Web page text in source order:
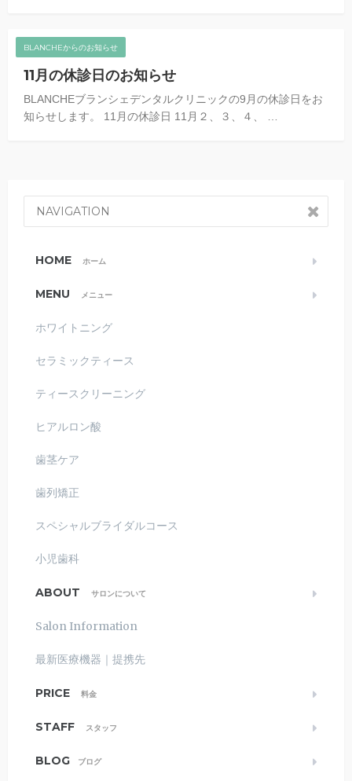
BLANCHEからのお知らせ
11月の休診日のお知らせ
BLANCHEブランシェデンタルクリニックの9月の休診日をお
知らせします。 11月の休診日 11月２、３、４、 …
NAVIGATION
HOME ホーム
MENU メニュー
ホワイトニング
セラミックティース
ティースクリーニング
ヒアルロン酸
歯茎ケア
歯列矯正
スペシャルブライダルコース
小児歯科
ABOUT サロンについて
Salon Information
最新医療機器｜提携先
PRICE 料金
STAFF スタッフ
BLOG ブログ